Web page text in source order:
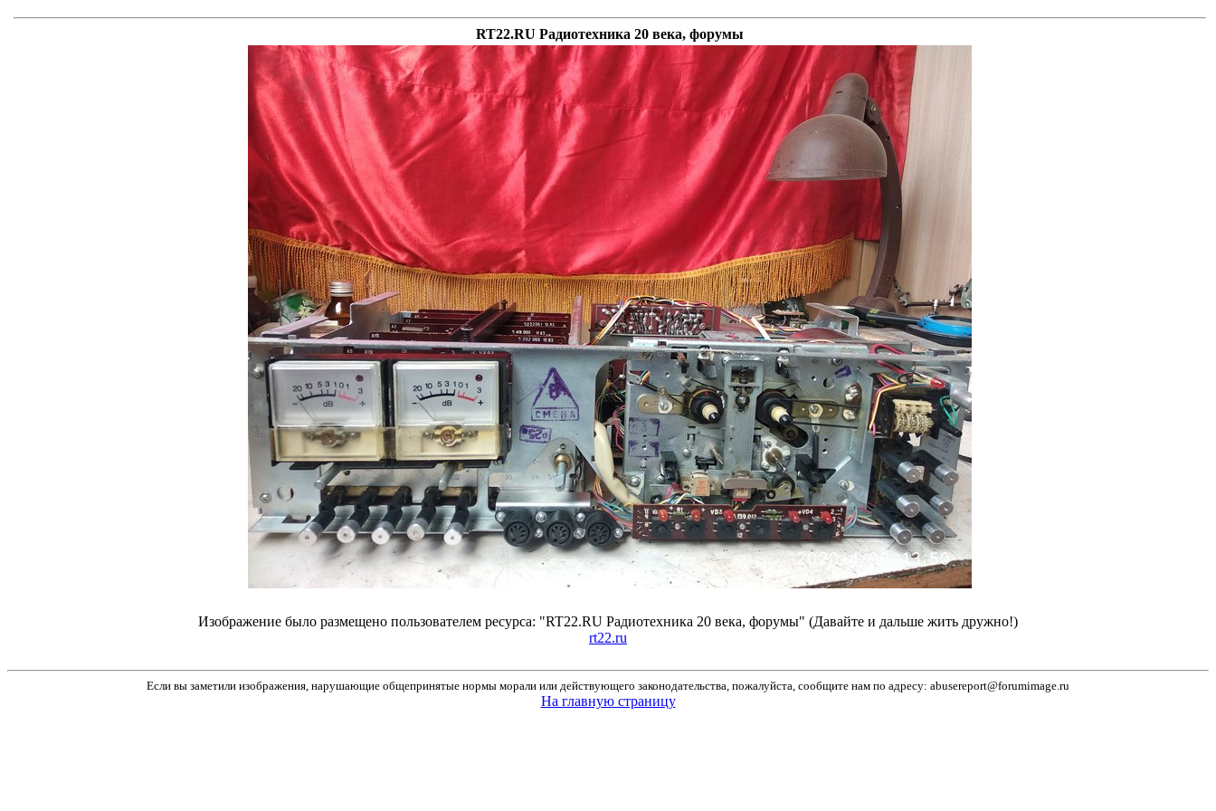
RT22.RU Радиотехника 20 века, форумы
Изображение было размещено пользователем ресурса: "RT22.RU Радиотехника 20 века, форумы" (Давайте и дальше жить дружно!)
rt22.ru
Если вы заметили изображения, нарушающие общепринятые нормы морали или действующего законодательства, пожалуйста, сообщите нам по адресу: abusereport@forumimage.ru
На главную страницу